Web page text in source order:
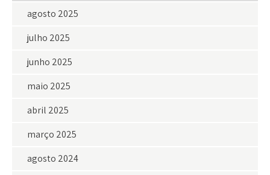
agosto 2025
julho 2025
junho 2025
maio 2025
abril 2025
março 2025
agosto 2024